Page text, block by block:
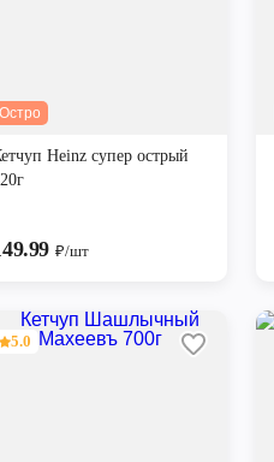
Остро
Heinz супер острый
₽/шт
5.0